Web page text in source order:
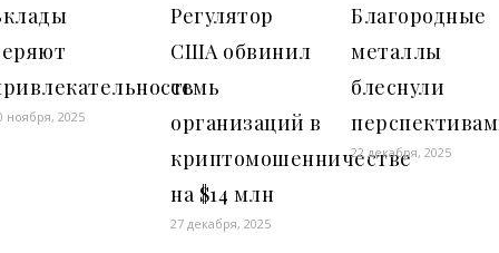
ноября, 2025
Регулятор
США обвинил
семь
организаций в
криптомошенничестве
на $14 млн
27 декабря, 2025
Благородные
металлы
блеснули
22 декабря, 2025